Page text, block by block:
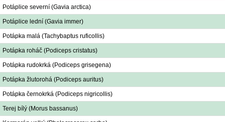
Potáplice severní (Gavia arctica)
Potáplice lední (Gavia immer)
Potápka malá (Tachybaptus ruficollis)
Potápka roháč (Podiceps cristatus)
Potápka rudokrká (Podiceps grisegena)
Potápka žlutorohá (Podiceps auritus)
Potápka černokrká (Podiceps nigricollis)
Terej bílý (Morus bassanus)